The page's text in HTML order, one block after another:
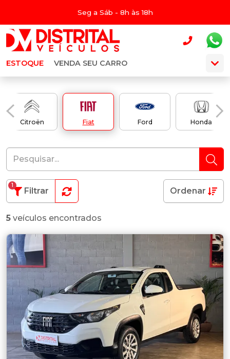
Seg a Sáb - 8h às 18h
ESTOQUE VENDA SEU CARRO
Citroën Fiat Ford Honda
Filtrar
1
Ordenar
5 veículos encontrados